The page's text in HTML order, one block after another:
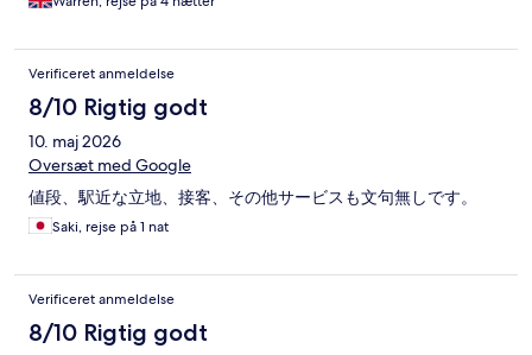
Verificeret anmeldelse
8/10 Rigtig godt
10. maj 2026
Oversæt med Google
値段、駅近な立地、接客、その他サービスも文句無しです。
Saki, rejse på 1 nat
Verificeret anmeldelse
8/10 Rigtig godt